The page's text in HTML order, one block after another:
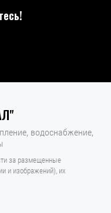
водоснабжение,
за размещенные
и изображений), их